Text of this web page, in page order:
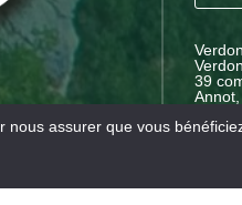
39
générales de vente
nous assurer que vous